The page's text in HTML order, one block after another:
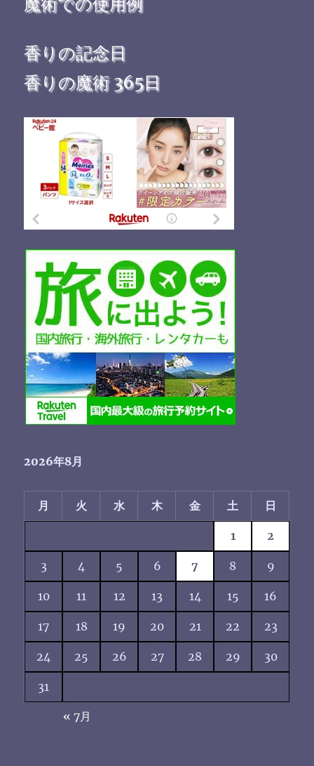
香りの記念日
香りの魔術 365日
2026年8月
月 火 水 木 金 土 日
1 2
3 4 5 6 7 8 9
10 11 12 13 14 15 16
17 18 19 20 21 22 23
24 25 26 27 28 29 30
31
« 7月